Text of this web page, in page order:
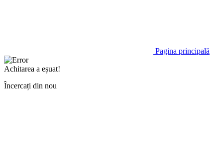
Pagina principală
Achitarea a eșuat!
Încercați din nou